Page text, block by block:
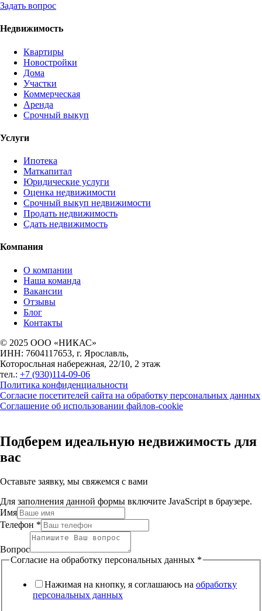
Задать вопрос
Недвижимость
Квартиры
Новостройки
Дома
Участки
Коммерческая
Аренда
Срочный выкуп
Услуги
Ипотека
Маткапитал
Юридические услуги
Оценка недвижимости
Срочный выкуп недвижимости
Продать недвижимость
Сдать недвижимость
Компания
О компании
Наша команда
Вакансии
Отзывы
Блог
Контакты
© 2025 ООО «НИКАС»
ИНН: 7604117653, г. Ярославль,
Которосльная набережная, 22/10, 2 этаж
тел.: +7 (930)114-09-06
Политика конфиденциальности
Согласие посетителей сайта на обработку персональных данных
Соглашение об использовании файлов-cookie
Подберем идеальную недвижимость для
вас
Оставьте заявку, мы свяжемся с вами
Для заполнения данной формы включите JavaScript в браузере.
Имя
Телефон *
Вопрос
Согласие на обработку персональных данных *
Нажимая на кнопку, я соглашаюсь на обработку
персональных данных